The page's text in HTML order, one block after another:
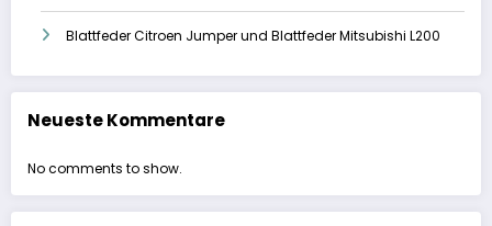
Blattfeder Citroen Jumper und Blattfeder Mitsubishi L200
Neueste Kommentare
No comments to show.